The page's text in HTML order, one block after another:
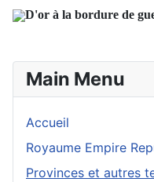
D'or à la bordure de
Main Menu
Accueil
Royaume Empire
Provinces et autres